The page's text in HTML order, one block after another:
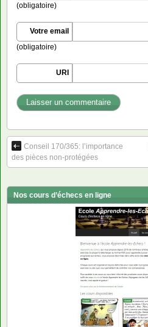
(obligatoire)
Votre email
(obligatoire)
URI
Conseil 170/365: l’importance
des pièces non-protégées
Nos cours d’échecs en ligne